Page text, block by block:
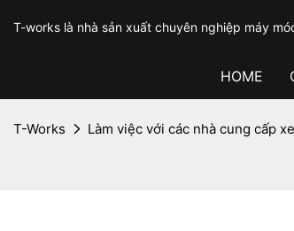
T-works là nhà sản xuất chuyên nghiệp máy
HOME
T-Works Làm việc với các nhà cung cấp